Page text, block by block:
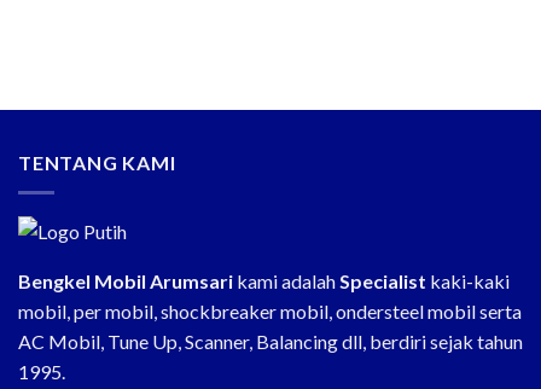
TENTANG KAMI
Bengkel Mobil Arumsari kami adalahSpecialist kaki-kaki
mobil, per mobil, shockbreaker mobil, ondersteel mobil serta
AC Mobil, Tune Up, Scanner, Balancing dll, berdiri sejak tahun
1995.